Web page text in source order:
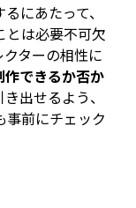
にあたって、
とは必要不可欠
ターの相性に
作できるか否か
出せるよう、
事前にチェック